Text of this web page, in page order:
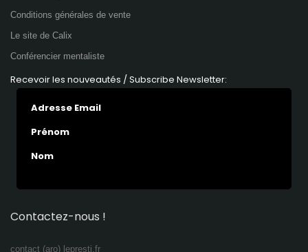
Conditions générales de vente
Le site de Calix
Conférencier mentaliste
Recevoir les nouveautés / Subscribe Newsletter:
Adresse Email
Prénom
Nom
Contactez-nous !
contact (aro) lepresti.fr